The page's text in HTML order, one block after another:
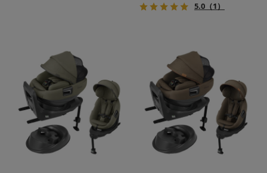
5.0（1）